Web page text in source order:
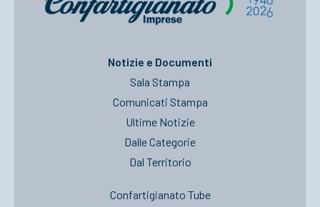
Notizie e Documenti
Sala Stampa
Comunicati Stampa
Ultime Notizie
Dalle Categorie
Dal Territorio
Confartigianato Tube